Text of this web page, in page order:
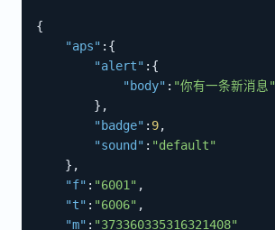
{
"aps" : {
"alert" : {
"body" : "你有一条新消息"
} ,
"badge" : 9,
"sound" : "default"
} ,
"f" : "6001" ,
"t" : "6006" ,
"m" : "373360335316321408"